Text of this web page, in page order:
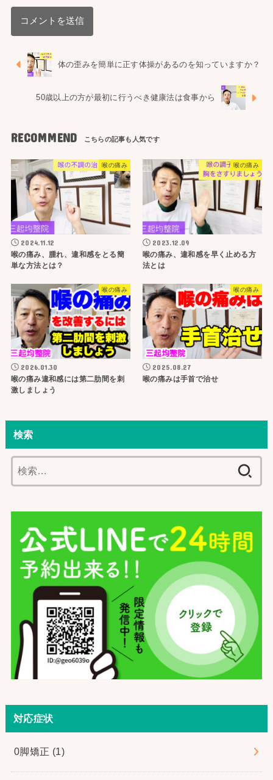
体の歪みを簡単に正す体操があるのを知っていますか？
50歳以上の方が最初に行うべき健康法は食事から
RECOMMEND
喉の痛み
2024.11.12
喉の痛み、腫れ、違和感をとる簡
単な方法とは？
喉の痛み
2023.12.09
喉の痛み、違和感を早く止める方
法とは
喉の痛み
2026.01.30
喉の痛み違和感には第二肋間を刺
激しましょう
喉の痛み
2025.08.27
喉の痛みは手首で治せ
検索
索:
対応症状
0脚矯正 (1)